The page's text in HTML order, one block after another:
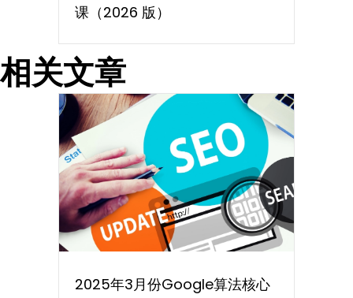
课（2026 版）
相关文章
2025年3月份Google算法核心